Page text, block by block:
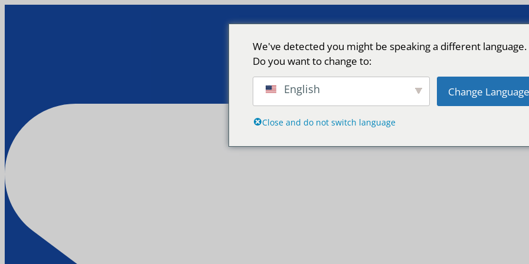
We've detected you might be speaking a different language.
Do you want to change to:
English Change Language
Close and do not switch language